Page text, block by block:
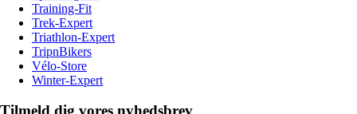
Training-Fit
Trek-Expert
Triathlon-Expert
TripnBikers
Vélo-Store
Winter-Expert